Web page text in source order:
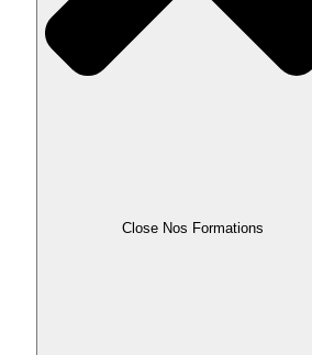
Close Nos Formations